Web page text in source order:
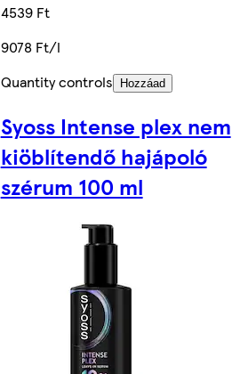
4539 Ft
9078 Ft/l
Quantity controls
Hozzáad
Syoss Intense plex nem
kiöblítendő hajápoló
szérum 100 ml